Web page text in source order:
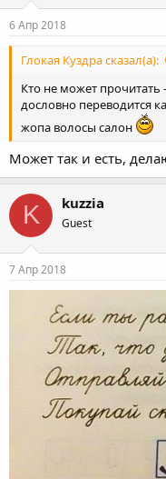
6 Апр 2018
Глокая Куздра сказал(а):
Кто не может прочитать
дословно переводится
жопа волосы салон
Может так и есть,
K kuzzia
Guest
7 Апр 2018